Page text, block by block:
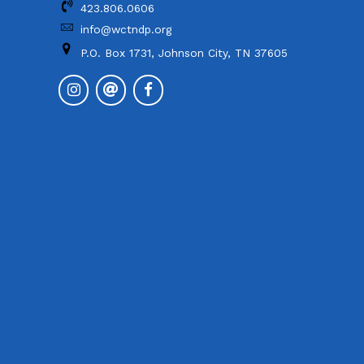
423.806.0606
info@wctndp.org
P.O. Box 1731, Johnson City, TN 37605